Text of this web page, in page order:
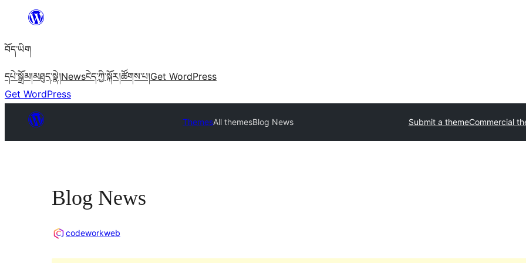
content
བོད་ཡིག
དཔེ་སྒྲོམ།མཐུད་སྣེ།Newsངེད་ཀྱི་སྐོར།ཚོགས་པ།Get WordPress
Get WordPress
ThemesAll themesBlog News Submit a themeCommercial
Blog News
codeworkweb